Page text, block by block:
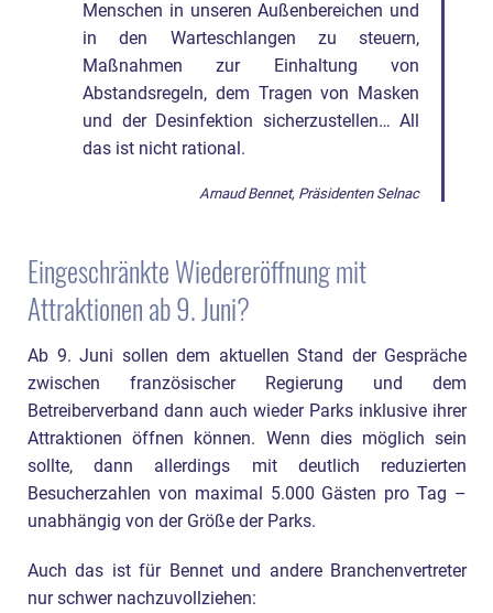
Menschen in unseren Außenbereichen und
in den Warteschlangen zu steuern,
Maßnahmen zur Einhaltung von
Abstandsregeln, dem Tragen von Masken
und der Desinfektion sicherzustellen… All
das ist nicht rational.
Arnaud Bennet, Präsidenten Selnac
Eingeschränkte Wiedereröffnung mit
Attraktionen ab 9. Juni?
Ab 9. Juni sollen dem aktuellen Stand der Gespräche
zwischen französischer Regierung und dem
Betreiberverband dann auch wieder Parks inklusive ihrer
Attraktionen öffnen können. Wenn dies möglich sein
sollte, dann allerdings mit deutlich reduzierten
Besucherzahlen von maximal 5.000 Gästen pro Tag –
unabhängig von der Größe der Parks.
Auch das ist für Bennet und andere Branchenvertreter
nur schwer nachzuvollziehen: